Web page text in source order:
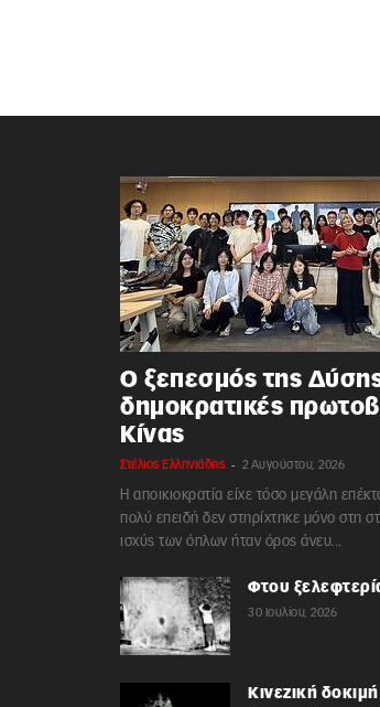
Ο ξεπεσμός της Δύσης
δημοκρατικές
Κίνας
Στέλιος Ελληνιάδης - 2 Αυγούστου, 2026
Η αποικιοκρατία είχε τόσο μεγάλη
πολύ επειδή δεν στηρίχτηκε μόνο στη
ισχύς των όπλων ήταν όρος άνευ...
Φτου
30 Ιουλίου, 2026
Κινεζική